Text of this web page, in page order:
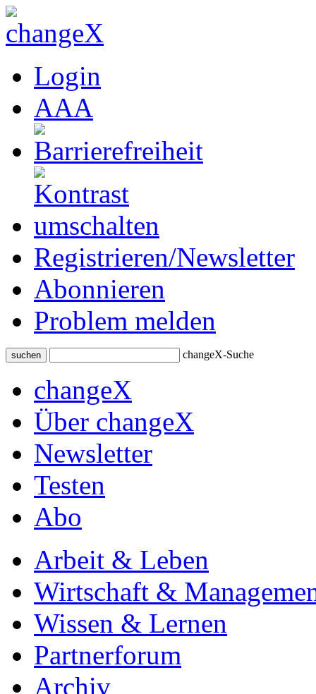
Login
AAA
Registrieren/Newsletter
Abonnieren
Problem melden
suchen changeX-Suche
changeX
Über changeX
Newsletter
Testen
Abo
Arbeit & Leben
Wirtschaft &
Wissen & Lernen
Partnerforum
Archiv